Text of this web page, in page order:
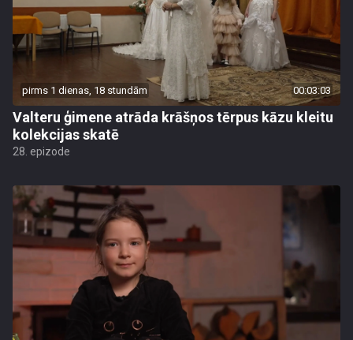
pirms 1 dienas, 18 stundām 00:03:03
Valteru ģimene atrāda krāšņos tērpus kāzu kleitu
kolekcijas skatē
28. epizode